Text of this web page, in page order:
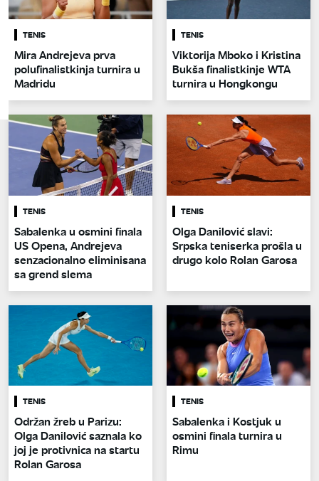
TENIS
Mira Andrejeva prva
polufinalistkinja turnira u
Madridu
TENIS
Viktorija Mboko i Kristina
Bukša finalistkinje WTA
turnira u Hongkongu
TENIS
Sabalenka u osmini finala
US Opena, Andrejeva
senzacionalno eliminisana
sa grend slema
TENIS
Olga Danilović slavi:
Srpska teniserka prošla u
drugo kolo Rolan Garosa
TENIS
Održan žreb u Parizu:
Olga Danilović saznala ko
joj je protivnica na startu
Rolan Garosa
TENIS
Sabalenka i Kostjuk u
osmini finala turnira u
Rimu